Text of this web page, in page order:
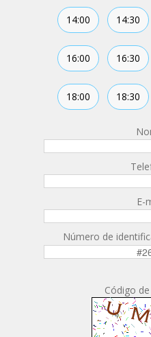
14:00 14:30
16:00 16:30
18:00 18:30
E-
Número de
Código